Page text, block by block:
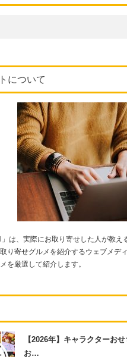
について
」は、実際にお取り寄せした人が教え
り寄せグルメを紹介するウェブメデ
を厳選して紹介します。
【2026年】キャラクターお
お…